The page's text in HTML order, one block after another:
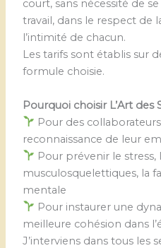
court, sans nécessité de
travail, dans le respect de
l’intimité de chacun.
Les tarifs sont établis sur
formule choisie.
Pourquoi choisir L’Art des
Pour des
reconnaissance de leur
Pour prévenir le stress,
musculosquelettiques, la
mentale
Pour instaurer une
meilleure cohésion dans
J’interviens dans tous les